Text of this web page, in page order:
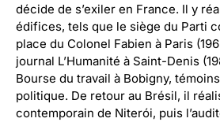
décide de s’exiler en France. Il y
édifices, tels que le siège du Parti
place du Colonel Fabien à Paris
journal L’Humanité à Saint-Denis
Bourse du travail à Bobigny,
politique. De retour au Brésil, il
contemporain de Niterói, puis